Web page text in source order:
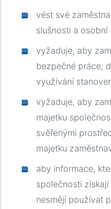
vést své
slušnosti a
vyžaduje, aby
bezpečné práce,
využívání
vyžaduje, aby
majetku
svěřenými
majetku
aby informace,
společnosti
nesmějí používat